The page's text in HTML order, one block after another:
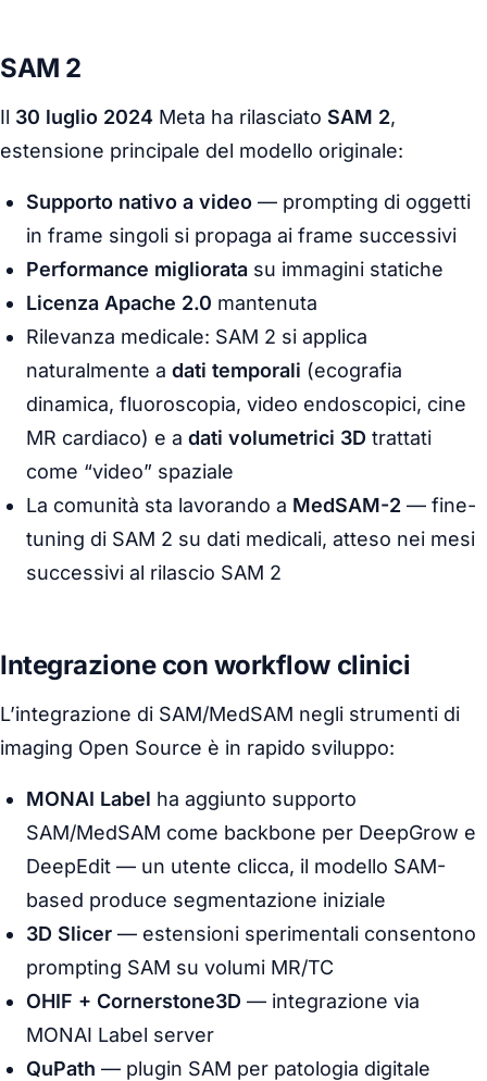
SAM 2
Il 30 luglio 2024 Meta ha rilasciato SAM 2,
estensione principale del modello originale:
Supporto nativo a video — prompting di oggetti
in frame singoli si propaga ai frame successivi
Performance migliorata su immagini statiche
Licenza Apache 2.0 mantenuta
Rilevanza medicale: SAM 2 si applica
naturalmente a dati temporali (ecografia
dinamica, fluoroscopia, video endoscopici, cine
MR cardiaco) e a dati volumetrici 3D trattati
come “video” spaziale
La comunità sta lavorando a MedSAM-2 — fine-
tuning di SAM 2 su dati medicali, atteso nei mesi
successivi al rilascio SAM 2
Integrazione con workflow clinici
L’integrazione di SAM/MedSAM negli strumenti di
imaging Open Source è in rapido sviluppo:
MONAI Label ha aggiunto supporto
SAM/MedSAM come backbone per DeepGrow e
DeepEdit — un utente clicca, il modello SAM-
based produce segmentazione iniziale
3D Slicer — estensioni sperimentali consentono
prompting SAM su volumi MR/TC
OHIF + Cornerstone3D — integrazione via
MONAI Label server
QuPath — plugin SAM per patologia digitale